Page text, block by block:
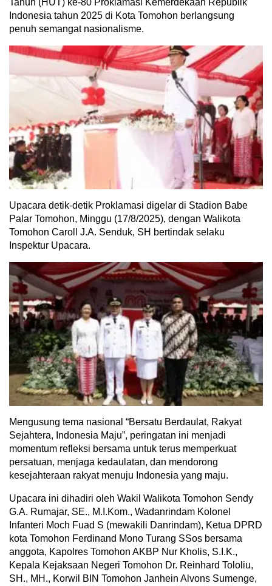
Tahun (HUT) ke-80 Proklamasi Kemerdekaan Republik
Indonesia tahun 2025 di Kota Tomohon berlangsung
penuh semangat nasionalisme.
Upacara detik-detik Proklamasi digelar di Stadion Babe
Palar Tomohon, Minggu (17/8/2025), dengan Walikota
Tomohon Caroll J.A. Senduk, SH bertindak selaku
Inspektur Upacara.
Mengusung tema nasional “Bersatu Berdaulat, Rakyat
Sejahtera, Indonesia Maju”, peringatan ini menjadi
momentum refleksi bersama untuk terus memperkuat
persatuan, menjaga kedaulatan, dan mendorong
kesejahteraan rakyat menuju Indonesia yang maju.
Upacara ini dihadiri oleh Wakil Walikota Tomohon Sendy
G.A. Rumajar, SE., M.I.Kom., Wadanrindam Kolonel
Infanteri Moch Fuad S (mewakili Danrindam), Ketua DPRD
kota Tomohon Ferdinand Mono Turang SSos bersama
anggota, Kapolres Tomohon AKBP Nur Kholis, S.I.K.,
Kepala Kejaksaan Negeri Tomohon Dr. Reinhard Tololiu,
SH., MH., Korwil BIN Tomohon Janhein Alvons Sumenge,